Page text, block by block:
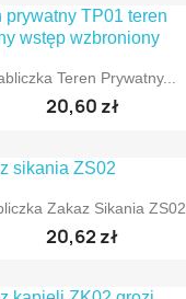
Teren Prywatny...
20,60 zł
Zakaz Sikania ZS02
20,62 zł